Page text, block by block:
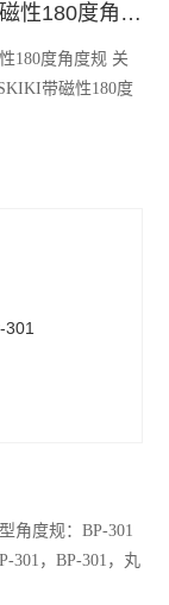
带磁性180度角度规MARUI SEIKI带磁性180度角度规
180度角度规 关
带磁性180度
角度规：BP-301
301，BP-301，丸